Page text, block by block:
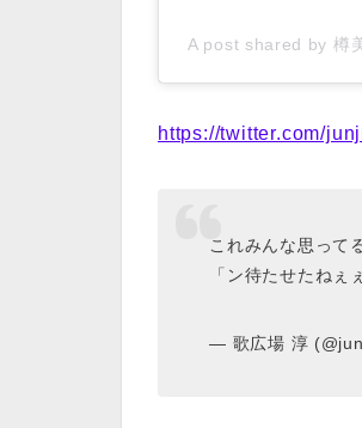
A post shared by 樽
https://twitter.com/
これみんな思って
「ン待たせたねぇ
— 歌広場 淳